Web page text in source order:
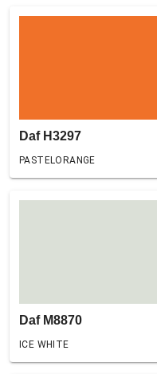
Daf H3297
PASTELORANGE
Daf M8870
ICE WHITE